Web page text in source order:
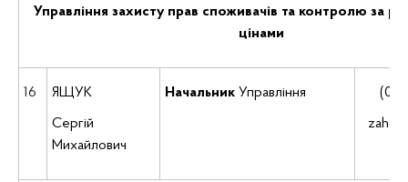
Управління захисту прав споживачів та контролю за
цінами
16 ЯЩУК
Сергій
Михайлович
Начальник Управління